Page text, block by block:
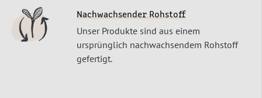
Nachwachsender Rohstoff
Unser Produkte sind aus einem
ursprünglich nachwachsendem Rohstoff
gefertigt.